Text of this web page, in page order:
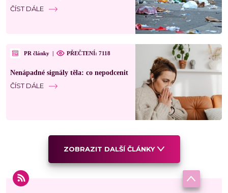
ČÍST DÁLE
PR články | PŘEČTENÍ: 7118
Nenápadné signály těla: co nepodcenit
ČÍST DÁLE
ZOBRAZIT DALŠÍ ČLÁNKY